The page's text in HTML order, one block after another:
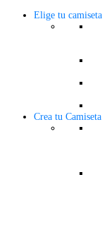
Elige tu camiseta
Crea tu Camiseta